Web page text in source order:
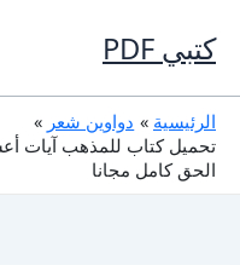
إلى
المحتوى
كتبي PDF
الرئيسية
دواوين شعر
الحق كامل مجانا